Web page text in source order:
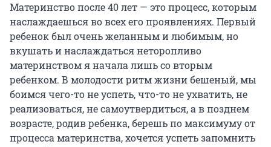
Материнство после 40 лет — это процесс, которым
наслаждаешься во всех его проявлениях. Первый
ребенок был очень желанным и любимым, но
вкушать и наслаждаться неторопливо
материнством я начала лишь со вторым
ребенком. В молодости ритм жизни бешеный, мы
боимся чего-то не успеть, что-то не ухватить, не
реализоваться, не самоутвердиться, а в позднем
возрасте, родив ребенка, берешь по максимуму от
процесса материнства, хочется успеть запомнить